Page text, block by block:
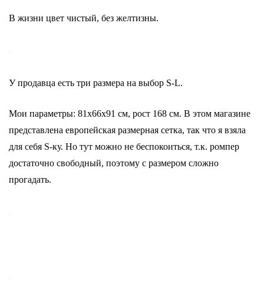
В жизни цвет чистый, без желтизны.
У продавца есть три размера на выбор S-L.
Мои параметры: 81х66х91 см, рост 168 см. В этом магазине
представлена европейская размерная сетка, так что я взяла
для себя S-ку. Но тут можно не беспокоиться, т.к. ромпер
достаточно свободный, поэтому с размером сложно
прогадать.